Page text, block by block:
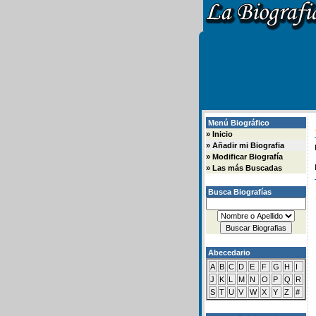
Menú Biográfico
» Inicio
» Añadir mi Biografia
» Modificar Biografía
» Las más Buscadas
Busca Biografías
Abecedario
A B C D E F G H
I
J
K L M N O P Q
R
S T U V W X Y Z #